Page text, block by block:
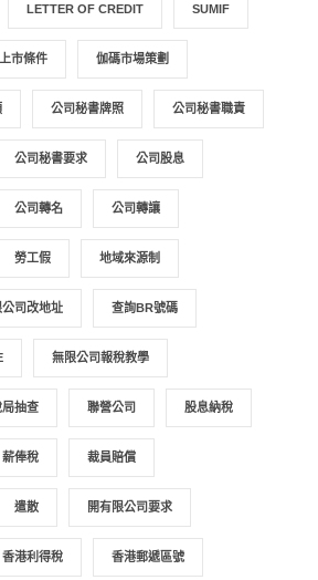
LETTER OF CREDIT SUMIF
市條件 伽碼市場策劃
公司秘書牌照 公司秘書職責
公司秘書要求 公司股息
公司轉名 公司轉讓
勞工假 地域來源制
公司改地址 查詢BR號碼
無限公司報稅教學
局抽查 聯營公司 股息納稅
薪俸稅 裁員賠償
遣散 開有限公司要求
香港利得稅 香港郵遞區號